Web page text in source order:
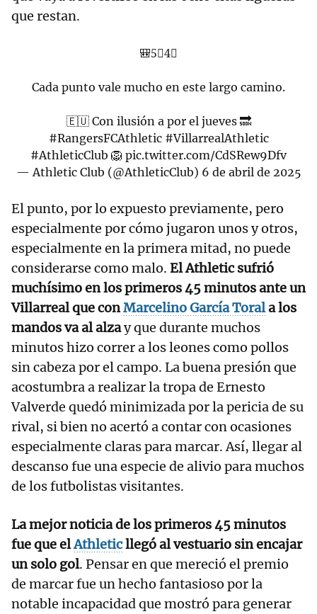
que restan.
🎒5⃣4⃣
Cada punto vale mucho en este largo camino.
🇪🇺 Con ilusión a por el jueves 🔜
#RangersFCAthletic #VillarrealAthletic
#AthleticClub 🦁 pic.twitter.com/CdSRew9Dfv
— Athletic Club (@AthleticClub) 6 de abril de 2025
El punto, por lo expuesto previamente, pero
especialmente por cómo jugaron unos y otros,
especialmente en la primera mitad, no puede
considerarse como malo. El Athletic sufrió
muchísimo en los primeros 45 minutos ante un
Villarreal que conMarcelino García Torala los
mandos va al alzay que durante muchos
minutos hizo correr a los leones como pollos
sin cabeza por el campo. La buena presión que
acostumbra a realizar la tropa de Ernesto
Valverde quedó minimizada por la pericia de su
rival, si bien no acertó a contar con ocasiones
especialmente claras para marcar. Así, llegar al
descanso fue una especie de alivio para muchos
de los futbolistas visitantes.
La mejor noticia de los primeros 45 minutos
fue que elAthleticllegó al vestuario sin encajar
un solo gol. Pensar en que mereció el premio
de marcar fue un hecho fantasioso por la
notable incapacidad que mostró para generar